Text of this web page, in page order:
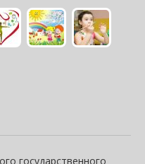
государственного